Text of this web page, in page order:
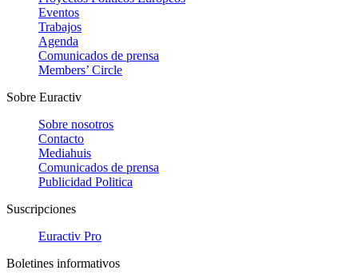
Eventos
Trabajos
Agenda
Comunicados de prensa
Members’ Circle
Sobre Euractiv
Sobre nosotros
Contacto
Mediahuis
Comunicados de prensa
Publicidad Politica
Suscripciones
Euractiv Pro
Boletines informativos